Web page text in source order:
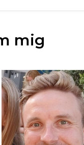
mig